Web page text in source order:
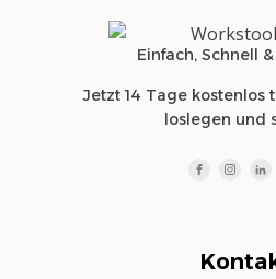
Einfach, Schnell
Jetzt 14 Tage kostenlos
loslegen und